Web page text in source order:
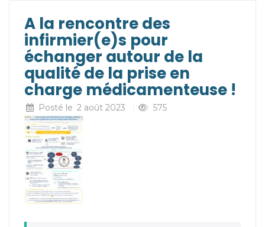
A la rencontre des
infirmier(e)s pour
échanger autour de la
qualité de la prise en
charge médicamenteuse !
Posté le 2 août 2023 575